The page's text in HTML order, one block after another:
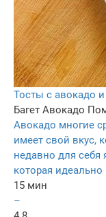
Тосты с авокадо
Багет Авокадо
Авокадо многие
имеет свой вкус,
недавно для себя
которая
15 мин
–